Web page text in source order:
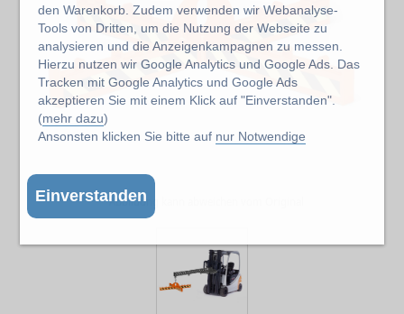
den Warenkorb. Zudem verwenden wir Webanalyse-
Tools von Dritten, um die Nutzung der Webseite zu
analysieren und die Anzeigenkampagnen zu messen.
Hierzu nutzen wir Google Analytics und Google Ads. Das
Tracken mit Google Analytics und Google Ads
akzeptieren Sie mit einem Klick auf "Einverstanden".
(mehr dazu)
Ansonsten klicken Sie bitte auf nur Notwendige
EinverstandenAbbildung kann abweichen vom Original